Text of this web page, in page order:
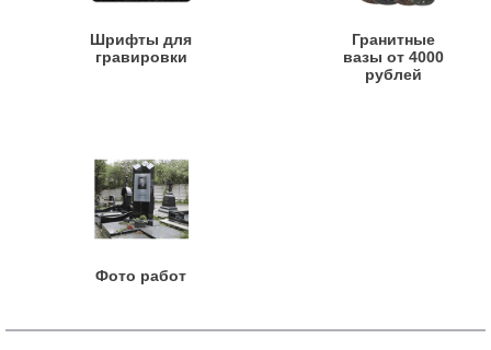
Шрифты для
гравировки
Гранитные
вазы от 4000
рублей
Фото работ